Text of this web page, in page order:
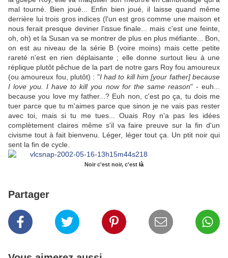
mal tourné. Bien joué... Enfin bien joué, il laisse quand même
derrière lui trois gros indices (l'un est gros comme une maison et
nous ferait presque deviner l'issue finale... mais c'est une feinte,
oh, oh) et la Susan va se montrer de plus en plus méfiante... Bon,
on est au niveau de la série B (voire moins) mais cette petite
rareté n'est en rien déplaisante ; elle donne surtout lieu à une
réplique plutôt pêchue de la part de notre gars Roy fou amoureux
(ou amoureux fou, plutôt) : "I had to kill him [your father] because
I love you. I have to kill you now for the same reason" - euh...
because you love my father...? Euh non, c'est po ça, tu dois me
tuer parce que tu m'aimes parce que sinon je ne vais pas rester
avec toi, mais si tu me tues... Ouais Roy n'a pas les idées
complètement claires même s'il va faire preuve sur la fin d'un
civisme tout à fait bienvenu. Léger, léger tout ça. Un ptit noir qui
sent la fin de cycle.
Noir c'est noir, c'est là
Partager